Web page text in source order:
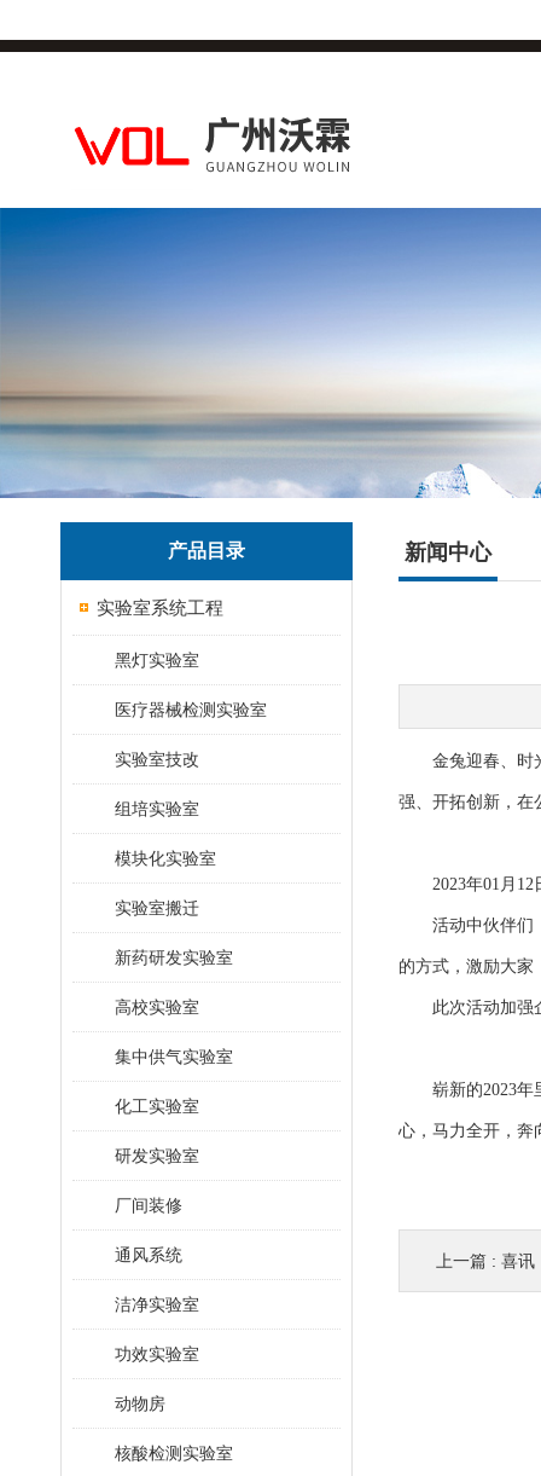
产品目录
实验室系统工程
黑灯实验室
医疗器械检测实验室
实验室技改
组培实验室
模块化实验室
实验室搬迁
新药研发实验室
高校实验室
集中供气实验室
化工实验室
研发实验室
厂间装修
通风系统
洁净实验室
功效实验室
动物房
核酸检测实验室
新闻中心
金兔迎春、时光
强、开拓创新，在
2023年01月12
活动中伙伴们，
的方式，激励大家
此次活动加强企
崭新的2023年里
心，马力全开，奔
上一篇 : 喜讯